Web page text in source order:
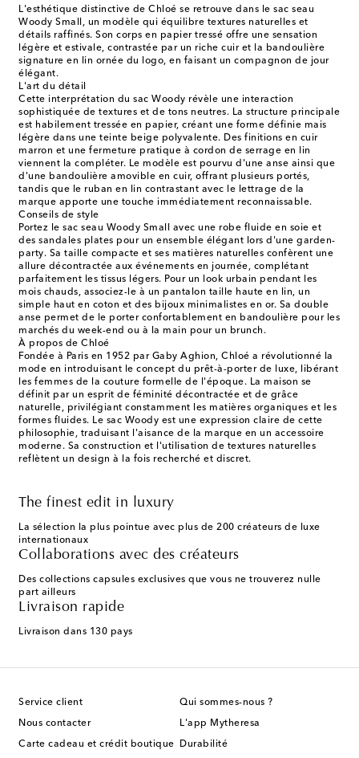
L'esthétique distinctive de Chloé se retrouve dans le sac seau
Woody Small, un modèle qui équilibre textures naturelles et
détails raffinés. Son corps en papier tressé offre une sensation
légère et estivale, contrastée par un riche cuir et la bandoulière
signature en lin ornée du logo, en faisant un compagnon de jour
élégant.
L'art du détail
Cette interprétation du sac Woody révèle une interaction
sophistiquée de textures et de tons neutres. La structure principale
est habilement tressée en papier, créant une forme définie mais
légère dans une teinte beige polyvalente. Des finitions en cuir
marron et une fermeture pratique à cordon de serrage en lin
viennent la compléter. Le modèle est pourvu d'une anse ainsi que
d'une bandoulière amovible en cuir, offrant plusieurs portés,
tandis que le ruban en lin contrastant avec le lettrage de la
marque apporte une touche immédiatement reconnaissable.
Conseils de style
Portez le sac seau Woody Small avec une robe fluide en soie et
des sandales plates pour un ensemble élégant lors d'une garden-
party. Sa taille compacte et ses matières naturelles confèrent une
allure décontractée aux événements en journée, complétant
parfaitement les tissus légers. Pour un look urbain pendant les
mois chauds, associez-le à un pantalon taille haute en lin, un
simple haut en coton et des bijoux minimalistes en or. Sa double
anse permet de le porter confortablement en bandoulière pour les
marchés du week-end ou à la main pour un brunch.
À propos de Chloé
Fondée à Paris en 1952 par Gaby Aghion, Chloé a révolutionné la
mode en introduisant le concept du prêt-à-porter de luxe, libérant
les femmes de la couture formelle de l'époque. La maison se
définit par un esprit de féminité décontractée et de grâce
naturelle, privilégiant constamment les matières organiques et les
formes fluides. Le sac Woody est une expression claire de cette
philosophie, traduisant l'aisance de la marque en un accessoire
moderne. Sa construction et l'utilisation de textures naturelles
reflètent un design à la fois recherché et discret.
The finest edit in luxury
La sélection la plus pointue avec plus de 200 créateurs de luxe
internationaux
Collaborations avec des créateurs
Des collections capsules exclusives que vous ne trouverez nulle
part ailleurs
Livraison rapide
Livraison dans 130 pays
Service client
Nous contacter
Carte cadeau et crédit boutique
Qui sommes-nous ?
L'app Mytheresa
Durabilité